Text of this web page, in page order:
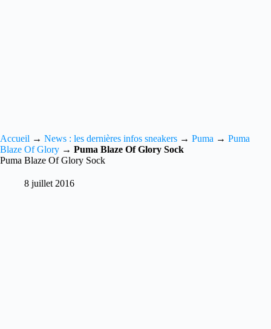
Accueil → News : les dernières infos sneakers → Puma → Puma
Blaze Of Glory → Puma Blaze Of Glory Sock
Puma Blaze Of Glory Sock
8 juillet 2016